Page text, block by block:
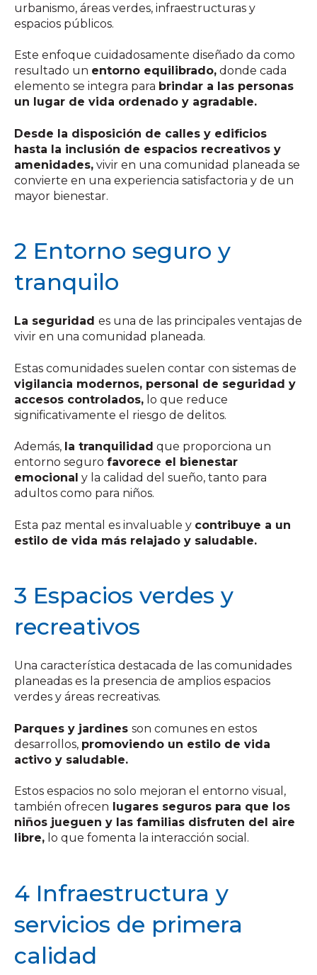
urbanismo, áreas verdes, infraestructuras y
espacios públicos.
Este enfoque cuidadosamente diseñado da como
resultado un entorno equilibrado, donde cada
elemento se integra para brindar a las personas
un lugar de vida ordenado y agradable.
Desde la disposición de calles y edificios
hasta la inclusión de espacios recreativos y
amenidades, vivir en una comunidad planeada se
convierte en una experiencia satisfactoria y de un
mayor bienestar.
2 Entorno seguro y
tranquilo
La seguridad es una de las principales ventajas de
vivir en una comunidad planeada.
Estas comunidades suelen contar con sistemas de
vigilancia modernos, personal de seguridad y
accesos controlados, lo que reduce
significativamente el riesgo de delitos.
Además, la tranquilidad que proporciona un
entorno seguro favorece el bienestar
emocional y la calidad del sueño, tanto para
adultos como para niños.
Esta paz mental es invaluable y contribuye a un
estilo de vida más relajado y saludable.
3 Espacios verdes y
recreativos
Una característica destacada de las comunidades
planeadas es la presencia de amplios espacios
verdes y áreas recreativas.
Parques y jardines son comunes en estos
desarrollos, promoviendo un estilo de vida
activo y saludable.
Estos espacios no solo mejoran el entorno visual,
también ofrecen lugares seguros para que los
niños jueguen y las familias disfruten del aire
libre, lo que fomenta la interacción social.
4 Infraestructura y
servicios de primera
calidad